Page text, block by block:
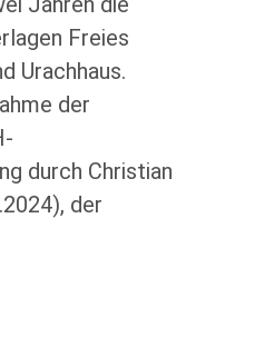
Freies
Urachhaus.
der
durch Christian
der